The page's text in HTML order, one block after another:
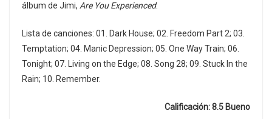
álbum de Jimi, Are You Experienced.
Lista de canciones: 01. Dark House; 02. Freedom Part 2; 03.
Temptation; 04. Manic Depression; 05. One Way Train; 06.
Tonight; 07. Living on the Edge; 08. Song 28; 09. Stuck In the
Rain; 10. Remember.
Calificación: 8.5 Bueno